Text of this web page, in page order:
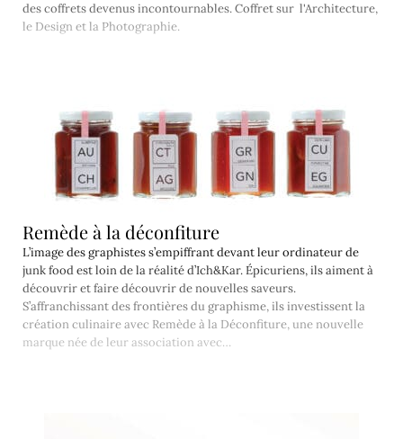
des coffrets devenus incontournables. Coffret sur l'Architecture,
le Design et la Photographie.
Remède à la déconfiture
L’image des graphistes s’empiffrant devant leur ordinateur de
junk food est loin de la réalité d’Ich&Kar. Épicuriens, ils aiment à
découvrir et faire découvrir de nouvelles saveurs.
S’affranchissant des frontières du graphisme, ils investissent la
création culinaire avec Remède à la Déconfiture, une nouvelle
marque née de leur association avec…